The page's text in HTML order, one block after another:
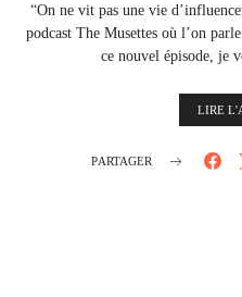
“On ne vit pas une vie
podcast The Musettes où l’on
ce nouvel épisode, je
LIRE
PARTAGER